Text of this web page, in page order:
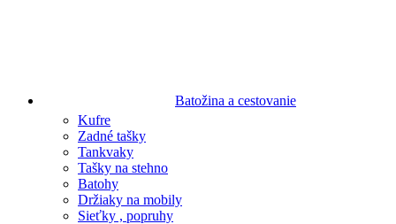
Batožina a cestovanie
Kufre
Zadné tašky
Tankvaky
Tašky na stehno
Batohy
Držiaky na mobily
Sieťky , popruhy